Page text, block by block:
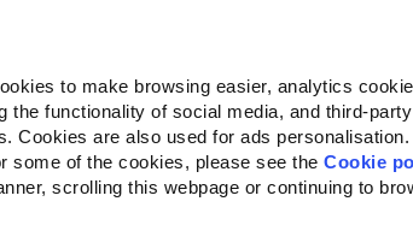
to make browsing easier, analytics
the functionality of social media, and third-
Cookies are also used for ads
some of the cookies, please see theCookie
scrolling this webpage or continuing to
Companion for Life L'appel à projets